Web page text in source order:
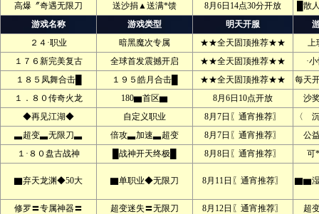
高爆〞奇遇无限刀
送沙捐▲送满*馈 8月6日14点30分开放
█散
游戏名称
游戏类型 明天开服
２４·职业
暗黑魔次专属 ★★全天固顶推荐★★
上
１７６新完美复古
全球首发震撼开启 ★★全天固顶推荐★★
·
１８５凤舞合击█
１９５皓月合击█ ★★全天固顶推荐★★
每天
１．８０传奇火龙
180▆首区▆ 8月6日10点开放
沙
◆再见江湖◆
自定义职业 8月7日〖通宵推荐〗
〈
▃超变▃无限刀▃
倍攻▃加速▃超变 8月7日〖通宵推荐〗
公
１·８０盘古战神
█战神开天终极█ 8月8日〖通宵推荐〗 可
▇弃天龙渊◆50大 ▇单职业◆无限刀 8月11日〖通宵推荐〗 ▇▆
修罗〓专属神器〓 超变迷失〓无限刀 8月12日〖通宵推荐〗 超